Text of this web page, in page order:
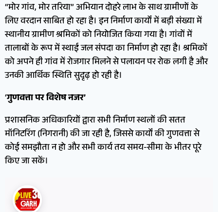
“मोर गांव, मोर तरिया” अभियान दोहरे लाभ के साथ ग्रामीणों के
लिए वरदान साबित हो रहा है। इन निर्माण कार्यों में बड़ी संख्या में
स्थानीय ग्रामीण श्रमिकों को नियोजित किया गया है। गांवों में
तालाबों के रूप में स्थाई जल संपदा का निर्माण हो रहा है। श्रमिकों
को अपने ही गांव में रोजगार मिलने से पलायन पर रोक लगी है और
उनकी आर्थिक स्थिति सुदृढ़ हो रही है।
‘गुणवत्ता पर विशेष नजर’
प्रशासनिक अधिकारियों द्वारा सभी निर्माण स्थलों की सतत
मॉनिटरिंग (निगरानी) की जा रही है, जिससे कार्यों की गुणवत्ता से
कोई समझौता न हो और सभी कार्य तय समय-सीमा के भीतर पूरे
किए जा सकें।